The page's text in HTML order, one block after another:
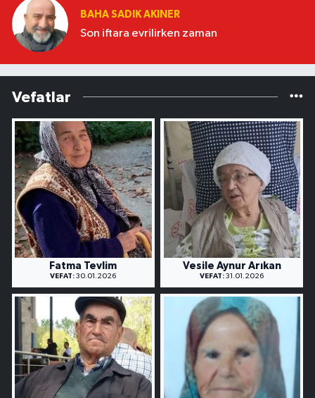
BAHA SADIK AKINER
Son iftara evrilirken zaman
Vefatlar
Fatma Tevlim
VEFAT: 30.01.2026
Vesile Aynur Arıkan
VEFAT: 31.01.2026